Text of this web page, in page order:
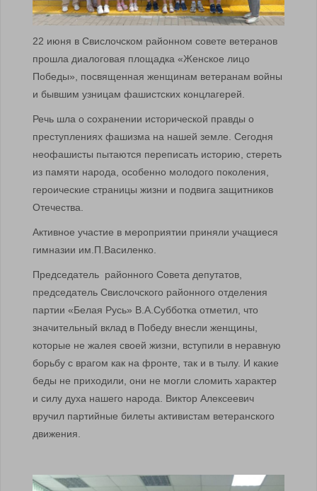
22 июня в Свислочском районном совете ветеранов
прошла диалоговая площадка «Женское лицо
Победы», посвященная женщинам ветеранам войны
и бывшим узницам фашистских концлагерей.
Речь шла о сохранении исторической правды о
преступлениях фашизма на нашей земле. Сегодня
неофашисты пытаются переписать историю, стереть
из памяти народа, особенно молодого поколения,
героические страницы жизни и подвига защитников
Отечества.
Активное участие в мероприятии приняли учащиеся
гимназии им.П.Василенко.
Председатель районного Совета депутатов,
председатель Свислочского районного отделения
партии «Белая Русь» В.А.Субботка отметил, что
значительный вклад в Победу внесли женщины,
которые не жалея своей жизни, вступили в неравную
борьбу с врагом как на фронте, так и в тылу. И какие
беды не приходили, они не могли сломить характер
и силу духа нашего народа. Виктор Алексеевич
вручил партийные билеты активистам ветеранского
движения.